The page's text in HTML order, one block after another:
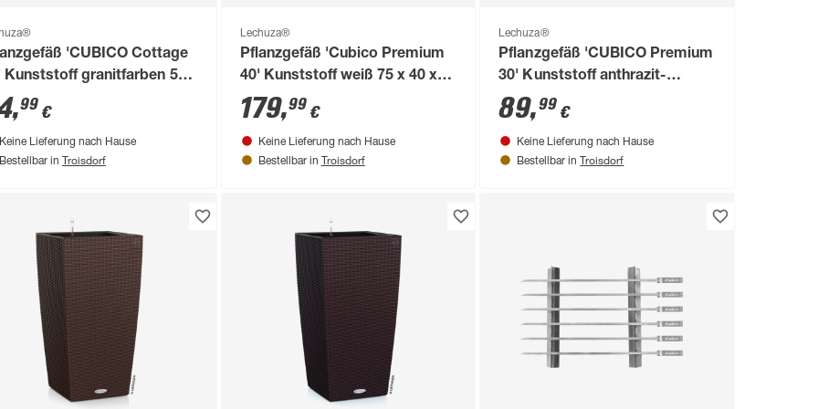
'CUBICO Cottage
Kunststoff granitfarben 56 x
30 cm
,99 €
Keine Lieferung nach Hause
Bestellbar in Troisdorf
Lechuza®
Pflanzgefäß 'Cubico Premium
40' Kunststoff weiß 75 x 40 x
40 cm
179,99€
Keine Lieferung nach Hause
Bestellbar in Troisdorf
Lechuza®
Pflanzgefäß 'CUBICO Premium
30' Kunststoff anthrazit-
metallic 56 x 30 x 30 cm
89,99 €
Keine Lieferung nach Hause
Bestellbar in Troisdorf